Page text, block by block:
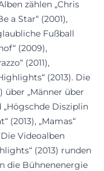
zählen „Chris
a Star“ (2001),
Fußball
(2009),
(2011),
(2013). Die
über „Männer über
„Högschde Disziplin
(2013), „Mamas“
Die Videoalben
(2013) runden
die Bühnenenergie